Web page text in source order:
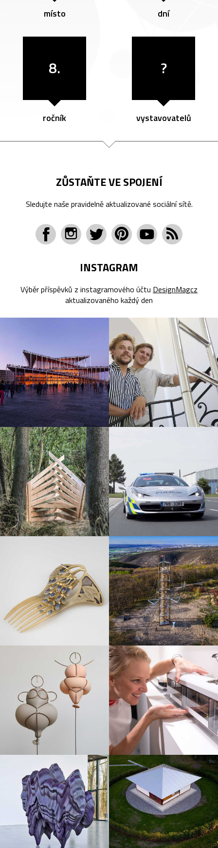
místo dní
8.
ročník
?
vystavovatelů
ZŮSTAŇTE VE SPOJENÍ
Sledujte naše pravidelně aktualizované sociální sítě.
INSTAGRAM
Výběr příspěvků z instagramového účtu DesignMagcz
aktualizovaného každý den